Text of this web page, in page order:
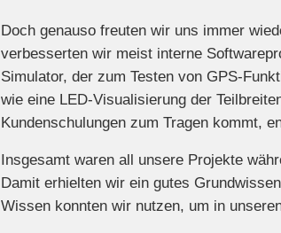
Doch genauso freuten wir uns immer
verbesserten wir meist interne
Simulator, der zum Testen von GPS-
wie eine LED-Visualisierung der
Kundenschulungen zum Tragen kommt,
Insgesamt waren all unsere Projekte
Damit erhielten wir ein gutes
Wissen konnten wir nutzen, um in